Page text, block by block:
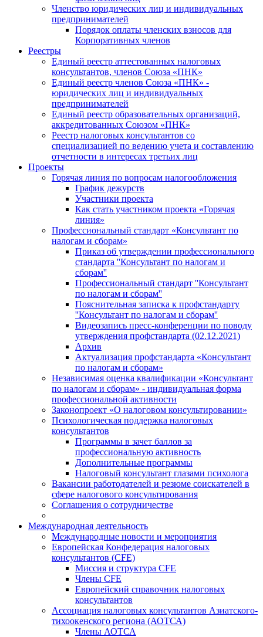
Членство юридических лиц и индивидуальных
предпринимателей
Порядок оплаты членских взносов для
Корпоративных членов
Реестры
Единый реестр аттестованных налоговых
консультантов, членов Союза «ПНК»
Единый реестр членов Союза «ПНК» -
юридических лиц и индивидуальных
предпринимателей
Единый реестр образовательных организаций,
аккредитованных Союзом «ПНК»
Реестр налоговых консультантов со
специализацией по ведению учета и составлению
отчетности в интересах третьих лиц
Проекты
Горячая линия по вопросам налогообложения
График дежурств
Участники проекта
Как стать участником проекта «Горячая
линия»
Профессиональный стандарт «Консультант по
налогам и сборам»
Приказ об утверждении профессионального
стандарта ''Консультант по налогам и
сборам''
Профессиональный стандарт ''Консультант
по налогам и сборам''
Пояснительная записка к профстандарту
''Консультант по налогам и сборам''
Видеозапись пресс-конференции по поводу
утверждения профстандарта (02.12.2021)
Архив
Актуализация профстандарта «Консультант
по налогам и сборам»
Независимая оценка квалификации «Консультант
по налогам и сборам» - индивидуальная форма
профессиональной активности
Законопроект «О налоговом консультировании»
Психологическая поддержка налоговых
консультантов
Программы в зачет баллов за
профессиональную активность
Дополнительные программы
Налоговый консультант глазами психолога
Вакансии работодателей и резюме соискателей в
сфере налогового консультирования
Соглашения о сотрудничестве
Международная деятельность
Международные новости и мероприятия
Европейская Конфедерация налоговых
консультантов (CFE)
Миссия и структура CFE
Члены CFE
Европейский справочник налоговых
консультантов
Ассоциация налоговых консультантов Азиатского-
тихоокенского региона (АОТСА)
Члены АОТСА